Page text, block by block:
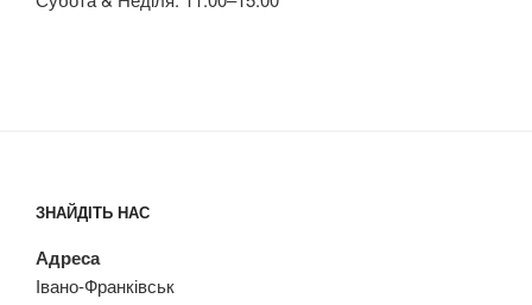
ЗНАЙДІТЬ НАС
Адреса
Івано-Франківськ